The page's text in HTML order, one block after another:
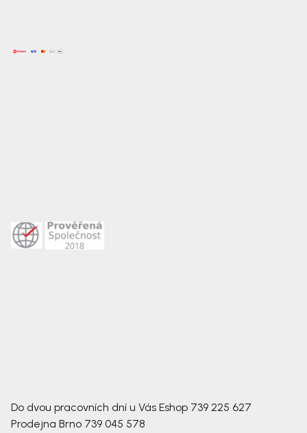
Do dvou pracovních dní u Vás Eshop 739 225 627
Prodejna Brno 739 045 578